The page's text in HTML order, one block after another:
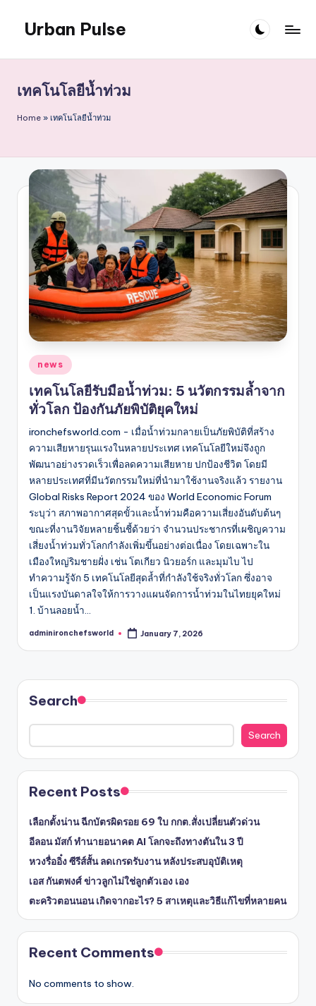
content
Urban Pulse
เทคโนโลยีน้ำท่วม
Home » เทคโนโลยีน้ำท่วม
Posted
in
news
เทคโนโลยีรับมือน้ำท่วม: 5 นวัตกรรมล้ำจาก
ทั่วโลก ป้องกันภัยพิบัติยุคใหม่
ironchefsworld.com - เมื่อน้ำท่วมกลายเป็นภัยพิบัติที่สร้าง
ความเสียหายรุนแรงในหลายประเทศ เทคโนโลยีใหม่จึงถูก
พัฒนาอย่างรวดเร็วเพื่อลดความเสียหาย ปกป้องชีวิต โดยมี
หลายประเทศที่มีนวัตกรรมใหม่ที่นำมาใช้งานจริงแล้ว รายงาน
Global Risks Report 2024 ของ World Economic Forum
ระบุว่า สภาพอากาศสุดขั้วและน้ำท่วมคือความเสี่ยงอันดับต้นๆ
ขณะที่งานวิจัยหลายชิ้นชี้ด้วยว่า จำนวนประชากรที่เผชิญความ
เสี่ยงน้ำท่วมทั่วโลกกำลังเพิ่มขึ้นอย่างต่อเนื่อง โดยเฉพาะใน
เมืองใหญ่ริมชายฝั่ง เช่น โตเกียว นิวยอร์ก และมุมไบ ไป
ทำความรู้จัก 5 เทคโนโลยีสุดล้ำที่กำลังใช้จริงทั่วโลก ซึ่งอาจ
เป็นแรงบันดาลใจให้การวางแผนจัดการน้ำท่วมในไทยยุคใหม่
1. บ้านลอยน้ำ…
Posted
adminironchefsworld January 7, 2026
Search
Search
Recent Posts
เลือกตั้งน่าน ฉีกบัตรผิดรอย 69 ใบ กกต.สั่งเปลี่ยนตัวด่วน
อีลอน มัสก์ ทำนายอนาคต AI โลกจะถึงทางตันใน 3 ปี
หวงรื่ออิ๋ง ซีรีส์สั้น ลดเกรดรับงาน หลังประสบอุบัติเหตุ
เอส กันตพงศ์ ข่าวลูกไม่ใช่ลูกตัวเอง เอง
ตะคริวตอนนอน เกิดจากอะไร? 5 สาเหตุและวิธีแก้ไขที่หลายคน
Recent Comments
No comments to show.